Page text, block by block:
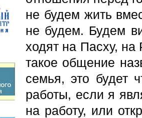
не будем жить
не будем. Будем
ходят на Пасху,
такое общение
семья, это будет
работы, если я
на работу, или